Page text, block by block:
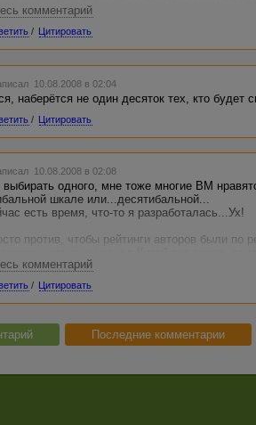
пишешь неплохо и немало.
у вас, известны результаты уже?
комментарий
/ Цитировать
10.08.2008 в 02:04
наберётся не один десяток тех, кто будет
/ Цитировать
10.08.2008 в 02:08
выбирать одного, мне тоже многие ВМ
шкале или...десятибальной...
есть время, что-то я разработалась...Ух!
против, чтобы рейтинги авторов были по
пишешь неплохо и немало.
у вас, известны результаты уже?
комментарий
/ Цитировать
Последние комментарии